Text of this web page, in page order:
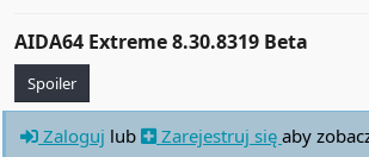
AIDA64 Extreme 8.30.8319 Beta​
Spoiler
Zaloguj lub Zarejestruj się aby